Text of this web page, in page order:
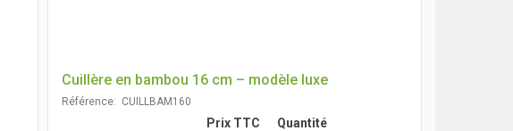
Cuillère en bambou 16 cm – modèle luxe
Référence: CUILLBAM160
Prix TTC Quantité